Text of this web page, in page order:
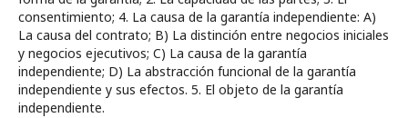
consentimiento; 4. La causa de la garantía independiente: A)
La causa del contrato; B) La distinción entre negocios iniciales
y negocios ejecutivos; C) La causa de la garantía
independiente; D) La abstracción funcional de la garantía
independiente y sus efectos. 5. El objeto de la garantía
independiente.